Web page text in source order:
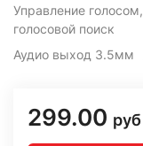
Управление голосом,
голосовой поиск
Аудио выход 3.5мм
299.00 руб